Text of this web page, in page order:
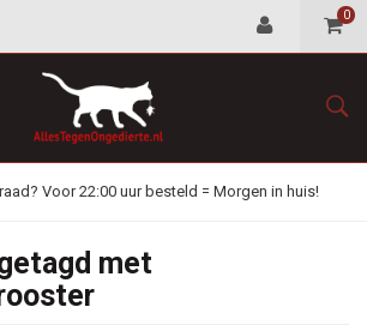
0
Voor 22:00 uur besteld = Morgen in huis!
met